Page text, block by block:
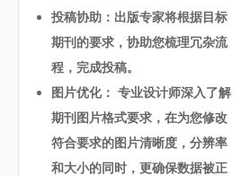
投稿协助：出版专家将根据目标
期刊的要求，协助您梳理冗杂流
程，完成投稿。
图片优化： 专业设计师深入了解
期刊图片格式要求，在为您修改
符合要求的图片清晰度，分辨率
和大小的同时，更确保数据被正